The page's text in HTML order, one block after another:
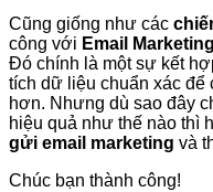
Cũng giống như các
công với Email Marketing
Đó chính là một sự kết
tích dữ liệu chuẩn xác để
hơn. Nhưng dù sao đây
hiệu quả như thế nào thì
gửi email marketing và
Chúc bạn thành công!